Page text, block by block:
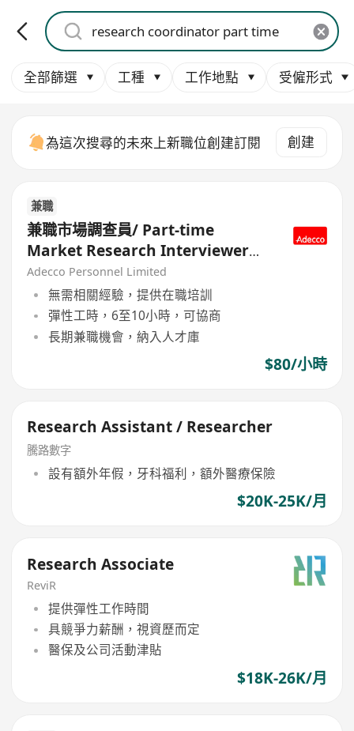
全部篩選 工種 工作地點 受僱形式
為這次搜尋的未來上新職位創建訂閱 創建
兼職
兼職市場調查員/ Part-time
Market Research Interviewer
(Non-sales)
Adecco Personnel Limited
無需相關經驗，提供在職培訓
彈性工時，6至10小時，可協商
長期兼職機會，納入人才庫
$80/小時
Research Assistant / Researcher
騰路數字
設有額外年假，牙科福利，額外醫療保險
$20K-25K/月
Research Associate
ReviR
提供彈性工作時間
具競爭力薪酬，視資歷而定
醫保及公司活動津貼
$18K-26K/月